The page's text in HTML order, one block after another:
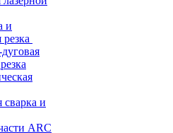
и
резка
сварка и
ARC